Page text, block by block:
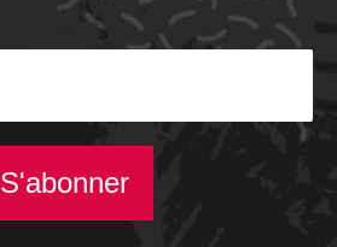
S'abonner